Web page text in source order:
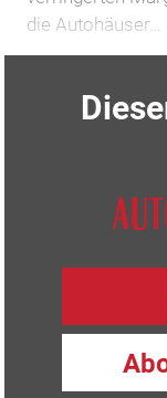
die Autohäuser…